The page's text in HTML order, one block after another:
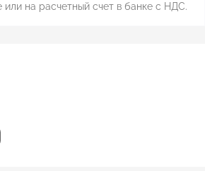
или на расчетный счет в банке с НДС.